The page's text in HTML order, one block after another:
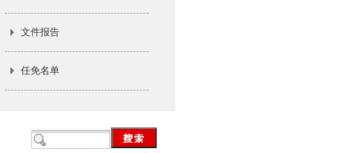
文件报告
任免名单